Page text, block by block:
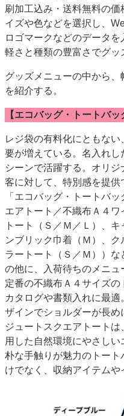
刷加工込み・送料無料の
イズや色などを選択し、
ロゴマークなどのデータ
軽さと種類の豊富さでグッ
グッズメニューの中から
を紹介する。
【エコバッグ・トートバッ
レジ袋の有料化にともな
要が増えている。名入れ
シーンで活躍する。オリ
客に対して、特別感を提供
「エコバッグ・トートバ
エアトート／不織布Ａ４
トート（Ｓ／Ｍ／Ｌ）、
ンブリック巾着（Ｍ）、
ラートート（Ｓ／Ｍ））
の他に、入荷待ちのメニュ
定番の不織布Ａ４サイズ
カタログや書類入れに最
ザインでショルダーが長め
ジュートスクエアトート
用した自然環境にやさし
朴な手触りが魅力のトー
けでなく、収納アイテムや